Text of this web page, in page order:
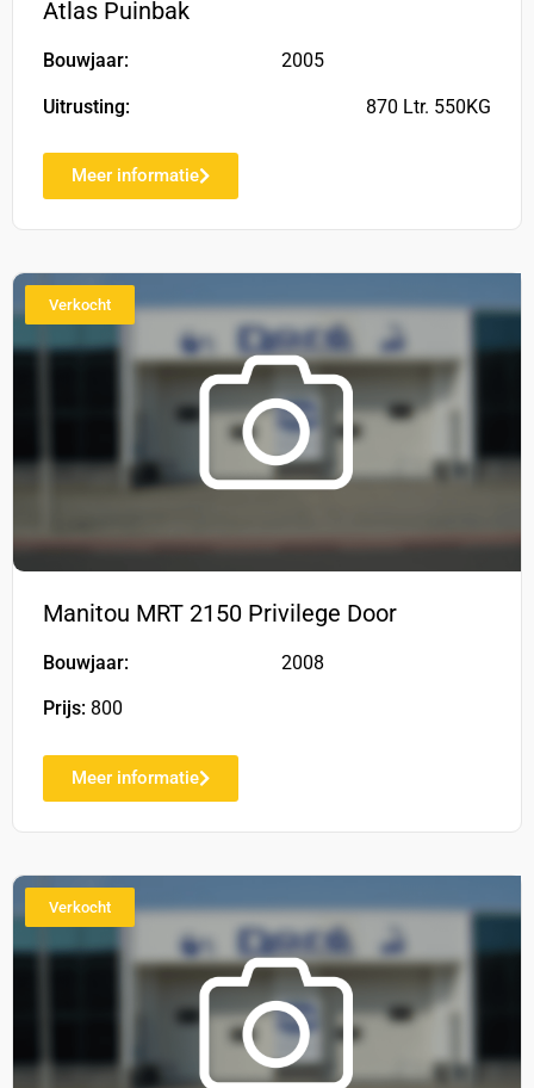
Atlas Puinbak
Bouwjaar: 2005
Uitrusting: 870 Ltr. 550KG
Meer informatie
Verkocht
Manitou MRT 2150 Privilege Door
Bouwjaar: 2008
Prijs: 800
Meer informatie
Verkocht